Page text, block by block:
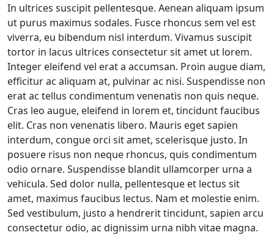
In ultrices suscipit pellentesque. Aenean aliquam ipsum
ut purus maximus sodales. Fusce rhoncus sem vel est
viverra, eu bibendum nisl interdum. Vivamus suscipit
tortor in lacus ultrices consectetur sit amet ut lorem.
Integer eleifend vel erat a accumsan. Proin augue diam,
efficitur ac aliquam at, pulvinar ac nisi. Suspendisse non
erat ac tellus condimentum venenatis non quis neque.
Cras leo augue, eleifend in lorem et, tincidunt faucibus
elit. Cras non venenatis libero. Mauris eget sapien
interdum, congue orci sit amet, scelerisque justo. In
posuere risus non neque rhoncus, quis condimentum
odio ornare. Suspendisse blandit ullamcorper urna a
vehicula. Sed dolor nulla, pellentesque et lectus sit
amet, maximus faucibus lectus. Nam et molestie enim.
Sed vestibulum, justo a hendrerit tincidunt, sapien arcu
consectetur odio, ac dignissim urna nibh vitae magna.